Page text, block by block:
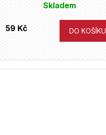
Skladem
59 Kč DO KOŠÍKU